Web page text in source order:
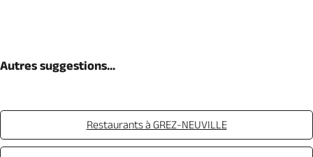
Autres suggestions...
Restaurants à GREZ-NEUVILLE